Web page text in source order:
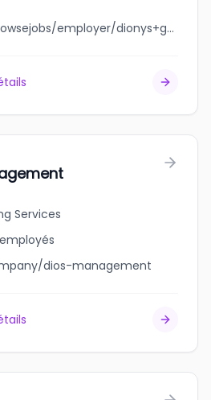
jobbank.gc.ca/browsejobs/employer/dionys+gasser/ca
Services
employés
dios-management